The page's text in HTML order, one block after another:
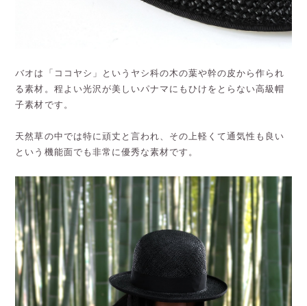
バオは「ココヤシ」というヤシ科の木の葉や幹の皮から作られ
る素材。程よい光沢が美しいパナマにもひけをとらない高級帽
子素材です。
天然草の中では特に頑丈と言われ、その上軽くて通気性も良い
という機能面でも非常に優秀な素材です。